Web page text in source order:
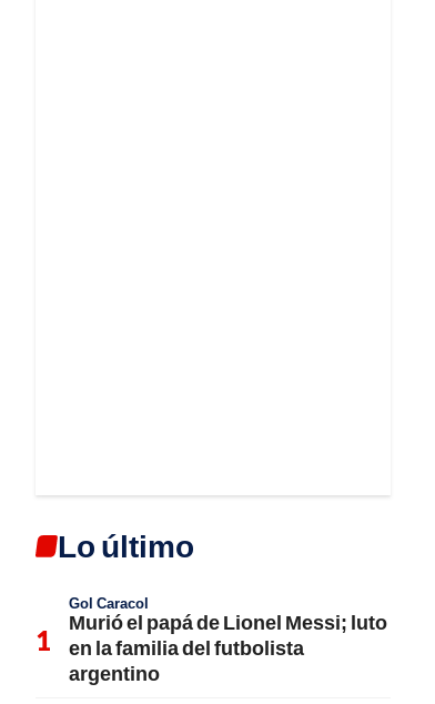
Lo último
Gol Caracol
Murió el papá de Lionel Messi; luto
en la familia del futbolista
argentino